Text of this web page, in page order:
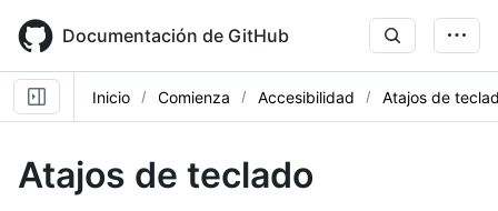
main
content
Documentación de GitHub
Inicio Comienza Accesibilidad Atajos de
Atajos de teclado